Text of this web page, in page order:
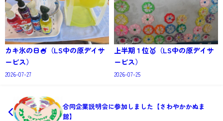
カキ氷の日🍧（LS中の原デイサ
ービス）
2026-07-27
上半期１位🥇（LS中の原デイサ
ービス）
2026-07-25
合同企業説明会に参加しました【さわやかかぬま
館】